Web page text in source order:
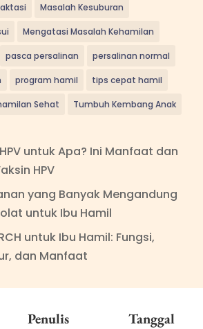
Masalah Kesuburan
Mengatasi Masalah Kehamilan
pasca persalinan persalinan normal
program hamil tips cepat hamil
Sehat Tumbuh Kembang Anak
untuk Apa? Ini Manfaat dan
HPV
yang Banyak Mengandung
untuk Ibu Hamil
untuk Ibu Hamil: Fungsi,
dan Manfaat
Penulis Tanggal